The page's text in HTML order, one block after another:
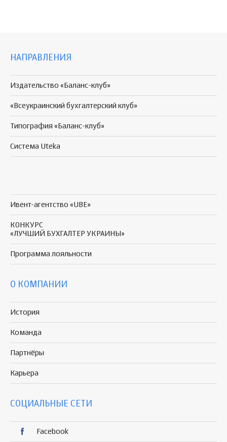
НАПРАВЛЕНИЯ
Издательство «Баланс-клуб»
«Всеукраинский бухгалтерский клуб»
Типография «Баланс-клуб»
Система Uteka
Ивент-агентство «UBE»
КОНКУРС
«ЛУЧШИЙ БУХГАЛТЕР УКРАИНЫ»
Программа лояльности
О КОМПАНИИ
История
Команда
Партнёры
Карьера
СОЦИАЛЬНЫЕ СЕТИ
Facebook